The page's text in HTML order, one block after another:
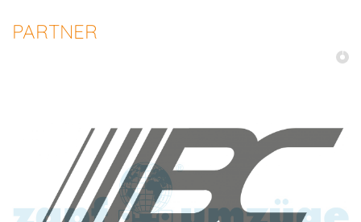
PARTNER